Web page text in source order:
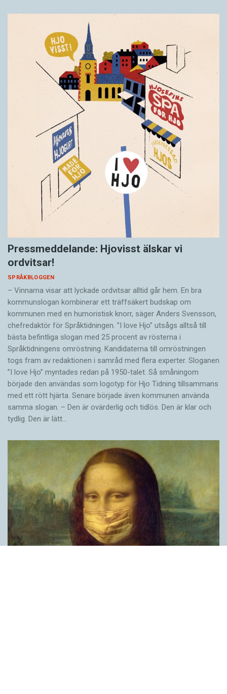
Pressmeddelande: Hjovisst älskar vi
ordvitsar!
SPRÅKBLOGGEN
– Vinnarna visar att lyckade ordvitsar alltid går hem. En bra
kommunslogan kombinerar ett träffsäkert budskap om
kommunen med en humoristisk knorr, säger Anders Svensson,
chefredaktör för Språktidningen. ”I love Hjo” utsågs alltså till
bästa befintliga slogan med 25 procent av rösterna i
Språktidningens omröstning. Kandidaterna till omröstningen
togs fram av redaktionen i samråd med flera experter. Sloganen
”I love Hjo” myntades redan på 1950-talet. Så småningom
började den användas som logotyp för Hjo Tidning tillsammans
med ett rött hjärta. Senare började även kommunen använda
samma slogan. – Den är ovärderlig och tidlös. Den är klar och
tydlig. Den är lätt…